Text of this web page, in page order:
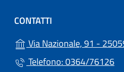
CONTATTI
Via Nazionale, 91 -
Telefono: 0364/76126